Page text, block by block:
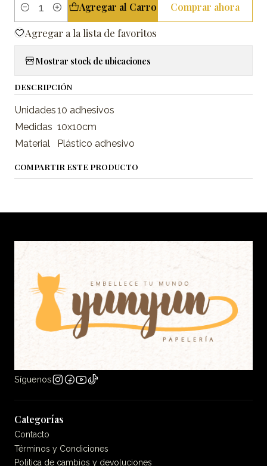
Cantidad
Agregar al Carro Comprar ahora
Agregar a la lista de favoritos
Mostrar stock de ubicaciones
DESCRIPCIÓN
Unidades10 adhesivos
Medidas 10x10cm
Material
Plástico adhesivo
COMPARTIR ESTE PRODUCTO
Síguenos
Categorías
Contacto
Términos y Condiciones
Politica de cambios y devoluciones